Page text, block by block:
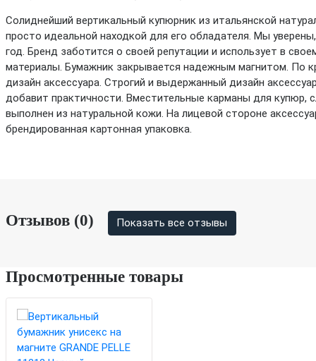
Солиднейший вертикальный купюрник из итальянской
просто идеальной находкой для его обладателя. Мы
год. Бренд заботится о своей репутации и использует в
материалы. Бумажник закрывается надежным магнитом. По
дизайн аксессуара. Строгий и выдержанный дизайн
добавит практичности. Вместительные карманы для купюр,
выполнен из натуральной кожи. На лицевой стороне
брендированная картонная упаковка.
Отзывов (0) Показать все отзывы
Просмотренные товары